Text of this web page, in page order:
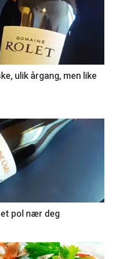
ulik årgang, men like
et pol nær deg